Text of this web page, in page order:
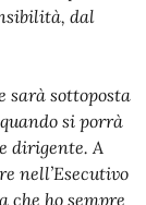
dal
sarà sottoposta
si porrà
dirigente. A
nell’Esecutivo
ho sempre